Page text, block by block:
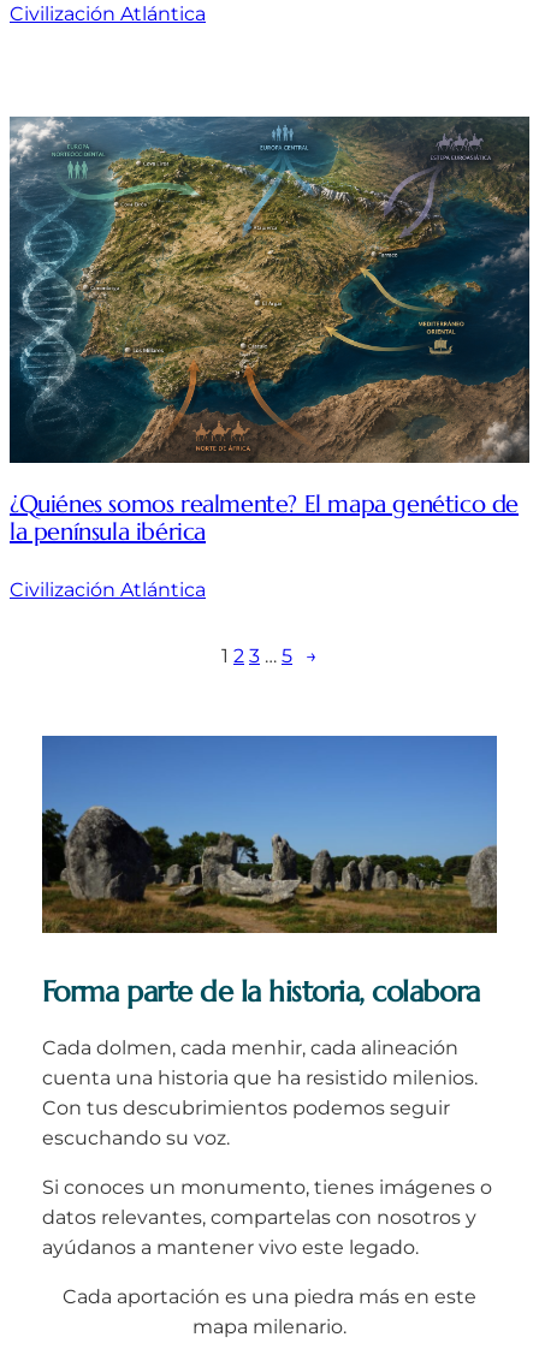
Civilización Atlántica
¿Quiénes somos realmente? El mapa genético de
la península ibérica
Civilización Atlántica
1 2 3 … 5 →
Forma parte de la historia, colabora
Cada dolmen, cada menhir, cada alineación
cuenta una historia que ha resistido milenios.
Con tus descubrimientos podemos seguir
escuchando su voz.
Si conoces un monumento, tienes imágenes o
datos relevantes, compartelas con nosotros y
ayúdanos a mantener vivo este legado.
Cada aportación es una piedra más en este
mapa milenario.